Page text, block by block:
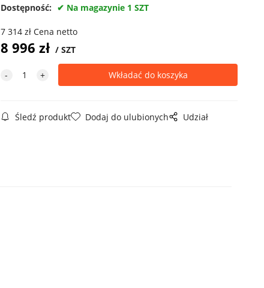
Dostępność: Na magazynie 1 SZT
7 314zł Cena netto
8 996 zł SZT
Śledź produkt Dodaj do ulubionych Udział